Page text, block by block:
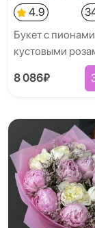
4.9
Букет с
кустовыми
8 086₽